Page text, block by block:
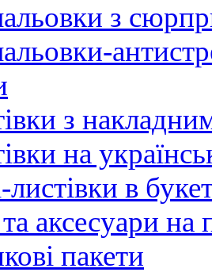
з
з
на
в
аксесуари
пакети